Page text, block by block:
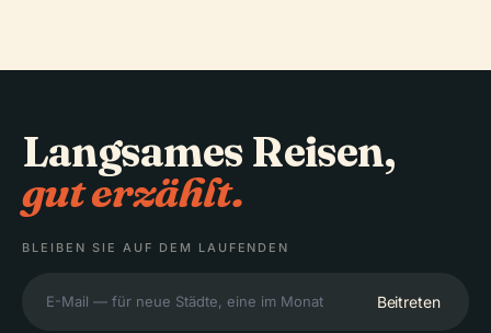
Langsames Reisen,
gut erzählt.
BLEIBEN SIE AUF DEM LAUFENDEN
Beitreten